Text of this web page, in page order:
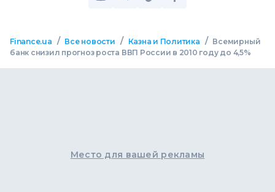
Finance.ua / Все новости / Казна и Политика / Всемирный
банк снизил прогноз роста ВВП России в 2010 году до 4,5%
Место для вашей рекламы